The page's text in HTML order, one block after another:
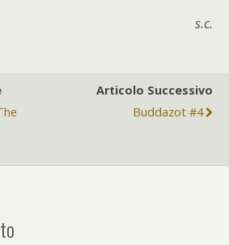
s.c.
Articolo Successivo
Buddazot #4